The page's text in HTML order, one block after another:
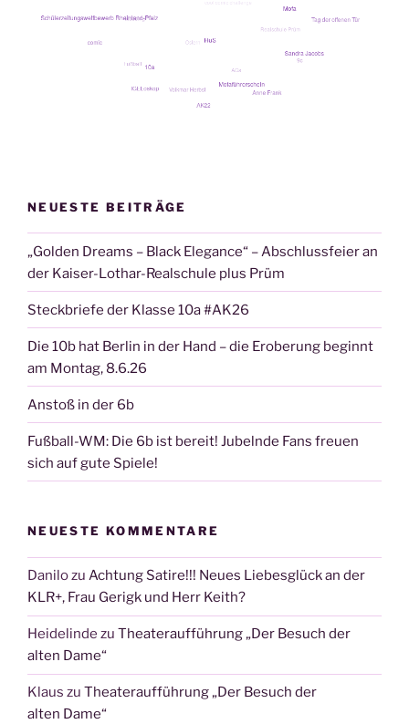
NEUESTE BEITRÄGE
„Golden Dreams – Black Elegance“ – Abschlussfeier an
der Kaiser-Lothar-Realschule plus Prüm
Steckbriefe der Klasse 10a #AK26
Die 10b hat Berlin in der Hand – die Eroberung beginnt
am Montag, 8.6.26
Anstoß in der 6b
Fußball-WM: Die 6b ist bereit! Jubelnde Fans freuen
sich auf gute Spiele!
NEUESTE KOMMENTARE
Danilozu Achtung Satire!!! Neues Liebesglück an der
KLR+, Frau Gerigk und Herr Keith?
Heidelinde zu Theateraufführung „Der Besuch der
alten Dame“
Klaus zu Theateraufführung „Der Besuch der
alten Dame“